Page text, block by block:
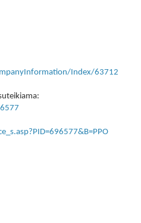
Index/63712